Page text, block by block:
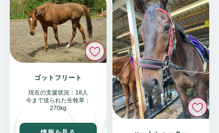
いいね
ゴットフリート
現在の支援状況：18人
今まで送られた生牧草：
270kg
い